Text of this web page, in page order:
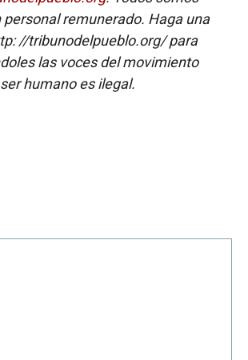
personal remunerado. Haga una
//tribunodelpueblo.org/ para
las voces del movimiento
humano es ilegal.